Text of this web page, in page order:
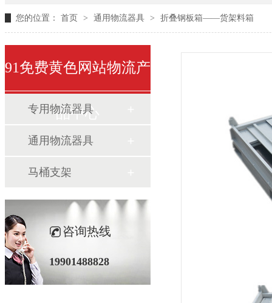
您的位置： 首页 > 通用物流器具 > 折叠钢板箱——货架料箱
91免费黄色网站物流产
品中心
专用物流器具
通用物流器具
马桶支架
咨询热线
19901488828